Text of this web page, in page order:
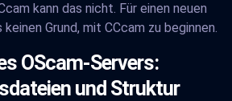
kann das nicht. Für einen neuen
Grund, mit CCcam zu beginnen.
OScam-Servers:
und Struktur